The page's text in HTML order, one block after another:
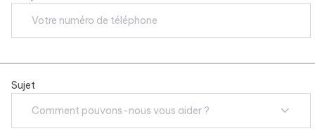
Sujet
Comment pouvons-nous vous aider ?